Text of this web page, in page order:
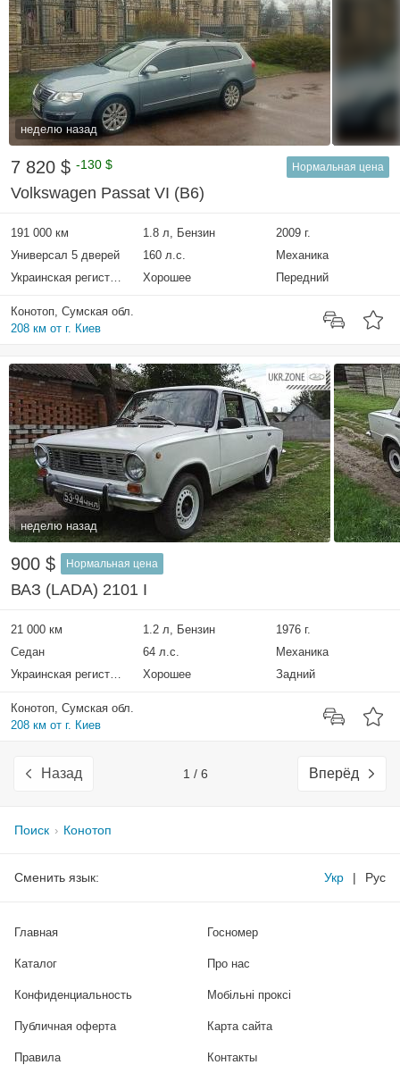
неделю назад
7 820 $ -130 $ Нормальная цена
Volkswagen Passat VI (B6)
191 000 км 1.8 л, Бензин
2009 г.
Универсал 5 дверей
160 л.с.
Механика
Украинская регистрация
Хорошее Передний
Конотоп, Сумская обл.
208 км от г. Киев
неделю назад
900 $ Нормальная цена
ВАЗ (LADA) 2101 I
21 000 км 1.2 л, Бензин
1976 г.
Седан
64 л.с.
Механика
Украинская регистрация
Хорошее Задний
Конотоп, Сумская обл.
208 км от г. Киев
Назад 1 / 6 Вперёд
Поиск Конотоп
Сменить язык: Укр | Рус
Главная
Каталог
Госномер
Про нас
Конфиденциальность Мобільні проксі
Публичная оферта Карта сайта
Правила Контакты